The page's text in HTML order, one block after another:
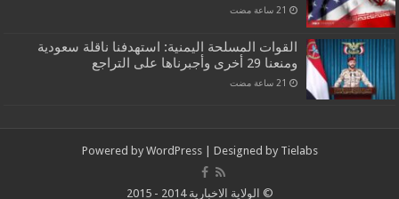
القوات المسلحة اليمنية: استهدفنا ناقلة سعودية
ومنعنا 29 أخرى وأجبرناها على التراجع
Powered by WordPress| Designed by Tielabs
© الولاية الاخبارية 2014 - 2015